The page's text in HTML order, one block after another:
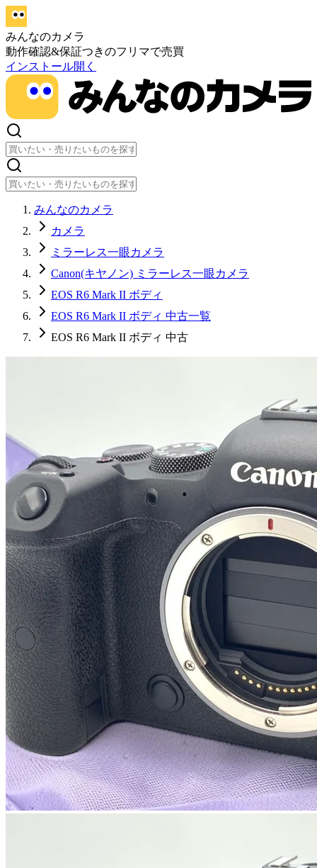
みんなのカメラ
動作確認&保証つきのフリマで売買
インストール開く
みんなのカメラ
カメラ
ミラーレス一眼カメラ
Canon(キヤノン) ミラーレス一眼カメラ
EOS R6 Mark II ボディ
EOS R6 Mark II ボディ 中古一覧
EOS R6 Mark II ボディ 中古